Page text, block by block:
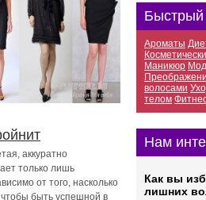
аккуратно
только лишь
от того, насколько
быть успешной в
Ароматы
Маникюр
волосами
телом
Нам
Как вы
лишних